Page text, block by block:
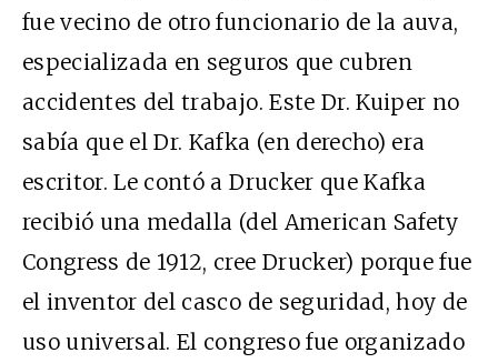
fue vecino de otro funcionario de la auva,
especializada en seguros que cubren
accidentes del trabajo. Este Dr. Kuiper no
sabía que el Dr. Kafka (en derecho) era
escritor. Le contó a Drucker que Kafka
recibió una medalla (del American Safety
Congress de 1912, cree Drucker) porque fue
el inventor del casco de seguridad, hoy de
uso universal. El congreso fue organizado